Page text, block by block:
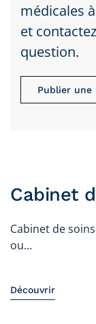
médicales
et
question.
Publier une
Cabinet
Cabinet de
ou…
Découvrir